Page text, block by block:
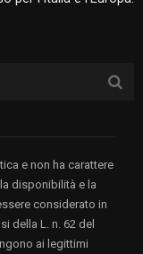
e non ha carattere
disponibilità e la
considerato in
della L. n. 62 del
ai legittimi